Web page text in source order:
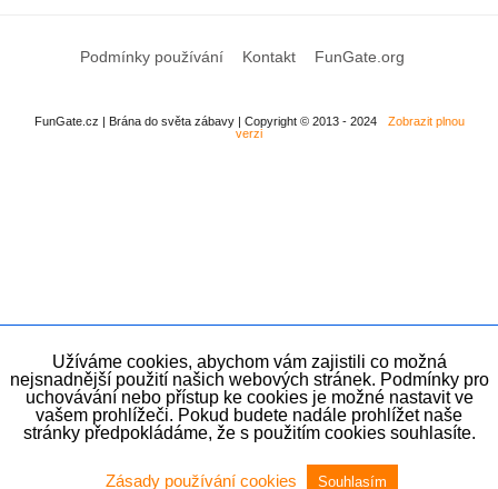
Podmínky používání Kontakt FunGate.org
FunGate.cz | Brána do světa zábavy | Copyright © 2013 - 2024
Zobrazit plnou
verzi
Užíváme cookies, abychom vám zajistili co možná
nejsnadnější použití našich webových stránek. Podmínky pro
uchovávání nebo přístup ke cookies je možné nastavit ve
vašem prohlížeči. Pokud budete nadále prohlížet naše
stránky předpokládáme, že s použitím cookies souhlasíte.
Zásady používání cookies Souhlasím